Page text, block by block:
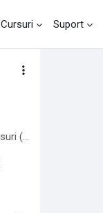
Cursuri Suport
Întrebări frecvente și răspunsuri (FAQ) pentru profesori